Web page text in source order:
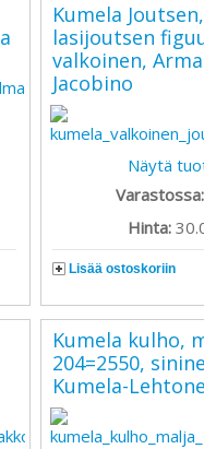
Kumela Joutsen,
lasijoutsen
valkoinen,
Jacobino
Näytä
Varastossa:
Hinta:
Lisää ostoskoriin
Kumela kulho,
204=2550,
Kumela-